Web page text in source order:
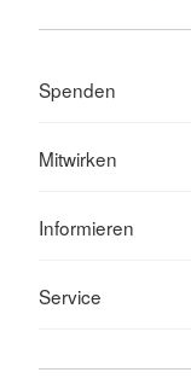
Spenden
Mitwirken
Informieren
Service